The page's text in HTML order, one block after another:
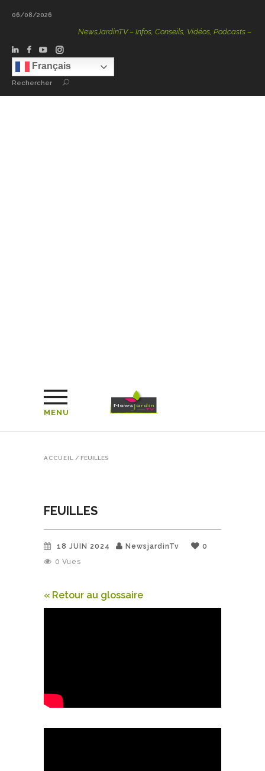
06/08/2026
NewsJardinTV – Infos, Conseils, Vidéos, Podcasts – 100
Français
Rechercher
MENU
ACCUEIL / FEUILLES
FEUILLES
18 JUIN 2024 NewsjardinTv
0
0 Vues
« Retour au glossaire